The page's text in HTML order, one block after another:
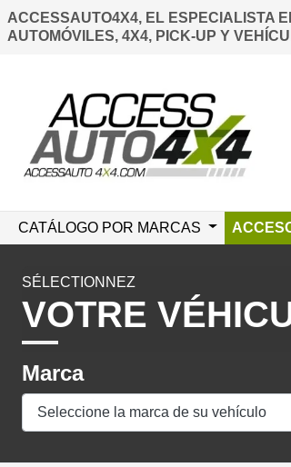
ACCESSAUTO4X4, EL ESPECIALISTA
AUTOMÓVILES, 4X4, PICK-UP Y
CATÁLOGO POR MARCAS
SÉLECTIONNEZ
VOTRE
Marca